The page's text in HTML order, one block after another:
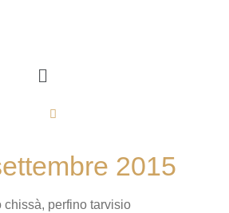
2015
chissà, perfino tarvisio